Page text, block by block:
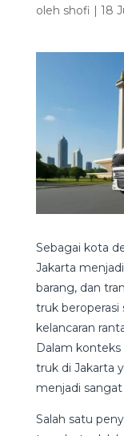
oleh shofi | 18
Sebagai kota
Jakarta
barang, dan
truk
kelancaran
Dalam konteks
truk di Jakarta
menjadi sangat
Salah satu